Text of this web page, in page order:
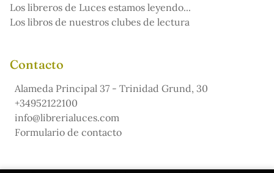
Los libreros de Luces estamos leyendo...
Los libros de nuestros clubes de lectura
Contacto
Alameda Principal 37 - Trinidad Grund, 30
+34952122100
info@librerialuces.com
Formulario de contacto